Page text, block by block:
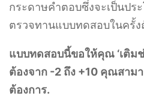
กระดาษคำตอบซึ่งจะเป็นปร
ตรวจทานแบบทดสอบในครั้ง
แบบทดสอบนี้ขอให้คุณ ‘เติมช่
ต้องจาก -2 ถึง +10 คุณสาม
ต้องการ.